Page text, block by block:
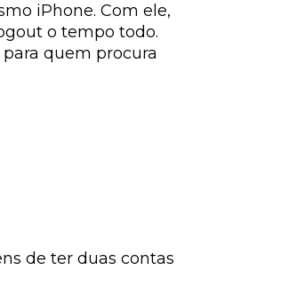
iPhone. Com ele,
o tempo todo.
quem procura
de ter duas contas